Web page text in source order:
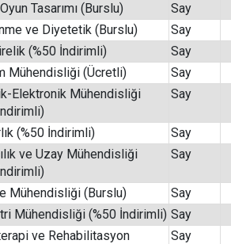
Tasarımı (Burslu)
Say
ve Diyetetik (Burslu)
Say
(%50 İndirimli)
Say
Mühendisliği (Ücretli)
Say
Elektronik Mühendisliği
Say
(%50 İndirimli) Say
ve Uzay Mühendisliği
Say
Mühendisliği (Burslu) Say
Mühendisliği (%50 İndirimli) Say
ve Rehabilitasyon
Say